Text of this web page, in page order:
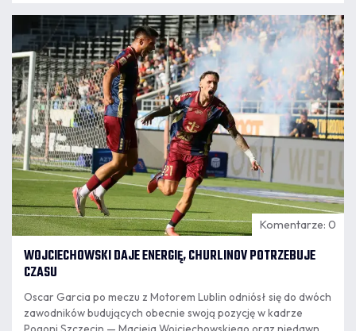
Nsame oraz Filip Cuić. Trener Oscar Garcia wyjaśnił, że wybór
był podyktowany konkretnym planem na rywala, a nie
hierarchią w kadrze.
09.08
7:35
Komentarze: 0
WOJCIECHOWSKI DAJE ENERGIĘ, CHURLINOV POTRZEBUJE
CZASU
Oscar Garcia po meczu z Motorem Lublin odniósł się do dwóch
zawodników budujących obecnie swoją pozycję w kadrze